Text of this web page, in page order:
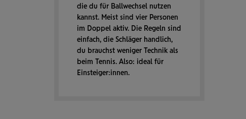
die du für Ball­wechsel nutzen
kannst. Meist sind vier Personen
im Doppel aktiv. Die Regeln sind
einfach, die Schläger handlich,
du brauchst weniger Technik als
beim Tennis. Also: ideal für
Einsteiger:innen.